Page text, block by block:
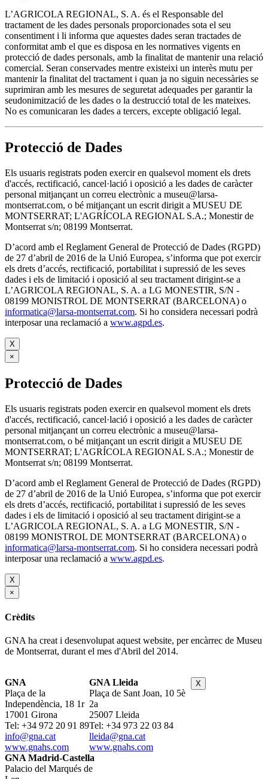
L’AGRICOLA REGIONAL, S. A. és el Responsable del
tractament de les dades personals proporcionades sota el seu
consentiment i li informa que aquestes dades seran tractades de
conformitat amb el que es disposa en les normatives vigents en
protecció de dades personals, amb la finalitat de mantenir una relació
comercial. Seran conservades mentre existeixi un interès mutu per
mantenir la finalitat del tractament i quan ja no siguin necessàries se
suprimiran amb les mesures de seguretat adequades per garantir la
seudonimització de les dades o la destrucció total de les mateixes.
No es comunicaran les dades a tercers, excepte obligació legal.
Protecció de Dades
Els usuaris registrats poden exercir en qualsevol moment els drets
d'accés, rectificació, cancel·lació i oposició a les dades de caràcter
personal mitjançant un correu electrònic a museu@larsa-
montserrat.com, o bé mitjançant un escrit dirigit a MUSEU DE
MONTSERRAT; L'AGRÍCOLA REGIONAL S.A.; Monestir de
Montserrat s/n; 08199 Montserrat.
D’acord amb el Reglament General de Protecció de Dades (RGPD)
de 27 d’abril de 2016 de la Unió Europea, s’informa que pot exercir
els drets d’accés, rectificació, portabilitat i supressió de les seves
dades i els de limitació i oposició al seu tractament dirigint-se a
L’AGRICOLA REGIONAL, S. A. a LG MONESTIR, S/N -
08199 MONISTROL DE MONTSERRAT (BARCELONA) o
informatica@larsa-montserrat.com. Si ho considera necessari podrà
interposar una reclamació a www.agpd.es.
X
×
Protecció de Dades
Els usuaris registrats poden exercir en qualsevol moment els drets
d'accés, rectificació, cancel·lació i oposició a les dades de caràcter
personal mitjançant un correu electrònic a museu@larsa-
montserrat.com, o bé mitjançant un escrit dirigit a MUSEU DE
MONTSERRAT; L'AGRÍCOLA REGIONAL S.A.; Monestir de
Montserrat s/n; 08199 Montserrat.
D’acord amb el Reglament General de Protecció de Dades (RGPD)
de 27 d’abril de 2016 de la Unió Europea, s’informa que pot exercir
els drets d’accés, rectificació, portabilitat i supressió de les seves
dades i els de limitació i oposició al seu tractament dirigint-se a
L’AGRICOLA REGIONAL, S. A. a LG MONESTIR, S/N -
08199 MONISTROL DE MONTSERRAT (BARCELONA) o
informatica@larsa-montserrat.com. Si ho considera necessari podrà
interposar una reclamació a www.agpd.es.
X
×
Crèdits
GNA ha creat i desenvolupat aquest website, per encàrrec de Museu
de Montserrat, durant el mes d'Abril del 2014.
GNA
Plaça de la
Independència, 18 1r
17001 Girona
Tel: +34 972 20 91 89
info@gna.cat
www.gnahs.com
GNA Lleida
Plaça de Sant Joan, 10 5è
2a
25007 Lleida
Tel: +34 973 22 03 84
lleida@gna.cat
www.gnahs.com
GNA Madrid-Castella
Palacio del Marqués de
X